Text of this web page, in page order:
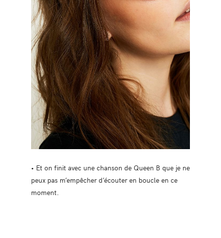
• Et on finit avec une chanson de Queen B que je ne
peux pas m’empêcher d’écouter en boucle en ce
moment.